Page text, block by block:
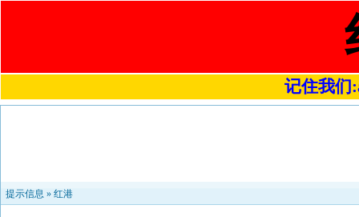
记住我们
提示信息 » 红港